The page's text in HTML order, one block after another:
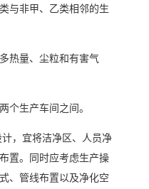
与非甲、乙类相邻的生
热量、尘粒和有害气
个生产车间之间。
，宜将洁净区、人员净
置。同时应考虑生产操
、管线布置以及净化空